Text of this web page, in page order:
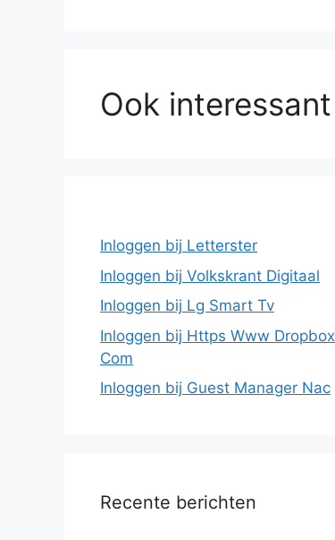
Ook interessant
Inloggen bij Letterster
Inloggen bij Volkskrant Digitaal
Inloggen bij Lg Smart Tv
Inloggen bij Https Www Dropbox
Com
Inloggen bij Guest Manager Nac
Recente berichten